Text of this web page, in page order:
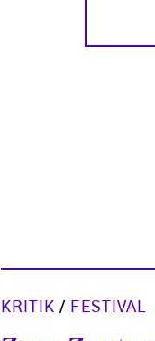
KRITIK / FESTIVAL